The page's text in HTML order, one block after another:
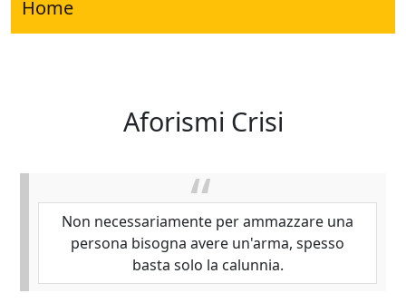
Home
Aforismi Crisi
Non necessariamente per ammazzare una
persona bisogna avere un'arma, spesso
basta solo la calunnia.